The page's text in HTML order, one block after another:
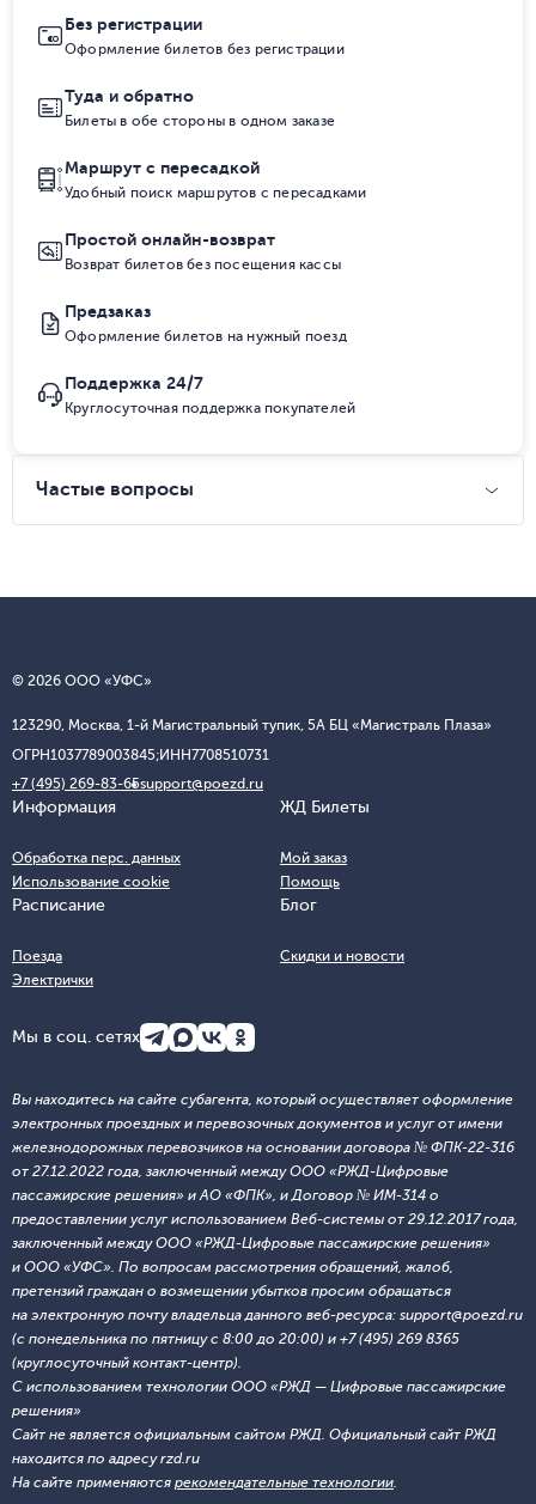
Без регистрации
Оформление билетов без регистрации
Туда и обратно
Билеты в обе стороны в одном заказе
Маршрут с пересадкой
Удобный поиск маршрутов с пересадками
Простой онлайн-возврат
Возврат билетов без посещения кассы
Предзаказ
Оформление билетов на нужный поезд
Поддержка 24/7
Круглосуточная поддержка покупателей
Частые вопросы
© 2026 ООО «УФС»
123290, Москва, 1-й Магистральный тупик, 5А БЦ «Магистраль Плаза»
ОГРН1037789003845;ИНН7708510731
+7 (495) 269-83-65support@poezd.ru
Информация
Обработка перс. данных
Использование cookie
ЖД Билеты
Мой заказ
Помощь
Расписание
Поезда
Электрички
Блог
Скидки и новости
Мы в соц. сетях
Вы находитесь на сайте субагента, который осуществляет оформление
электронных проездных и перевозочных документов и услуг от имени
железнодорожных перевозчиков на основании договора № ФПК-22-316
от 27.12.2022 года, заключенный между ООО «РЖД-Цифровые
пассажирские решения» и АО «ФПК», и Договор № ИМ-314 о
предоставлении услуг использованием Веб-системы от 29.12.2017 года,
заключенный между ООО «РЖД-Цифровые пассажирские решения»
и ООО «УФС». По вопросам рассмотрения обращений, жалоб,
претензий граждан о возмещении убытков просим обращаться
на электронную почту владельца данного веб-ресурса: support@poezd.ru
(с понедельника по пятницу с 8:00 до 20:00) и +7 (495) 269 8365
(круглосуточный контакт-центр).
С использованием технологии ООО «РЖД — Цифровые пассажирские
решения»
Сайт не является официальным сайтом РЖД. Официальный сайт РЖД
находится по адресу rzd.ru
На сайте применяются рекомендательные технологии.